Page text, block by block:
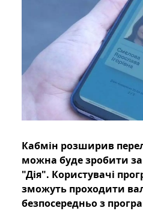
Кабмін розширив
можна буде зробити
"Дія". Користувачі
зможуть проходити
безпосередньо з